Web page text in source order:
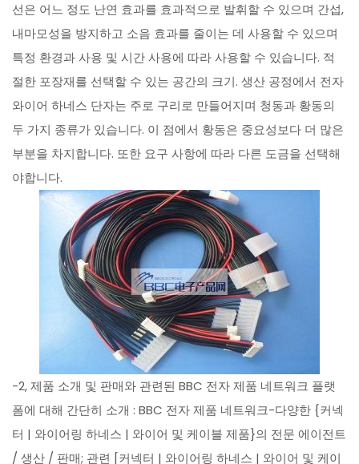
선은 어느 정도 난연 효과를 효과적으로 발휘할 수 있으며 간섭,
내마모성을 방지하고 소음 효과를 줄이는 데 사용할 수 있으며
특정 환경과 사용 및 시간 사용에 따라 사용할 수 있습니다. 적
절한 포장재를 선택할 수 있는 공간의 크기. 생산 공정에서 전자
와이어 하네스 단자는 주로 구리로 만들어지며 청동과 황동의
두 가지 종류가 있습니다. 이 점에서 황동은 중요성보다 더 많은
부분을 차지합니다. 또한 요구 사항에 따라 다른 도금을 선택해
야합니다.
-2, 제품 소개 및 판매와 관련된 BBC 전자 제품 네트워크 플랫
폼에 대해 간단히 소개 : BBC 전자 제품 네트워크-다양한 {커넥
터 | 와이어링 하네스 | 와이어 및 케이블 제품}의 전문 에이전트
/ 생산 / 판매; 관련 [커넥터 | 와이어링 하네스 | 와이어 및 케이